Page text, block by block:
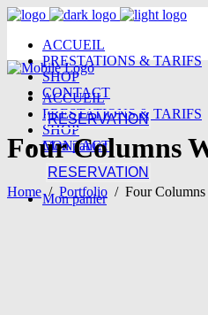
ACCUEIL
PRESTATIONS & TARIFS
SHOP
CONTACT
RESERVATION
Mon panier
ACCUEIL
PRESTATIONS & TARIFS
SHOP
CONTACT
RESERVATION
Mon panier
Four Columns
Home/ Portfolio / Four